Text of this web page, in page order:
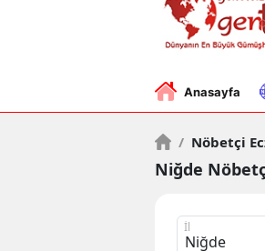
Anasayfa
/ Nöbetçi
Niğde
İl